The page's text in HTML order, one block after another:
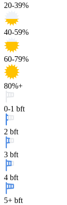
20-39%
40-59%
60-79%
80%+
0-1 bft
2 bft
3 bft
4 bft
5+ bft